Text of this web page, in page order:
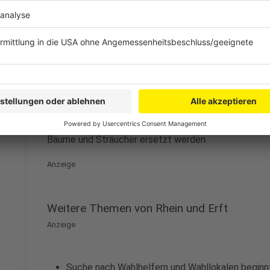
Phase 2 ist dann die Waldrandentwicklung. Dabei
die die toten Bäume hinterlassen haben.
ausgebreitet und nehmen den Bäumen das
Bäume und Sträucher ersetzt werden.
Anzeige
Weitere Themen von Rhein und Erft
Anzeige
Suche nach Wahlhelfern und Wahllokalen